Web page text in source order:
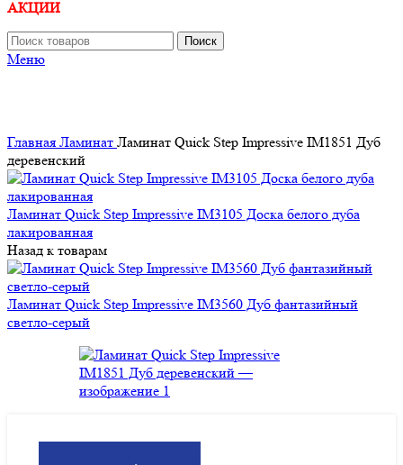
АКЦИИ
Поиск
Меню
Главная Ламинат Ламинат Quick Step Impressive IM1851 Дуб
деревенский
Ламинат Quick Step Impressive IM3105 Доска белого дуба
лакированная
Назад к товарам
Ламинат Quick Step Impressive IM3560 Дуб фантазийный
светло-серый